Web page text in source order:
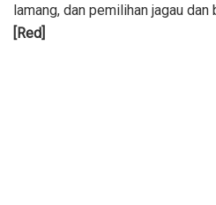
lamang, dan pemilihan jagau dan
[Red]